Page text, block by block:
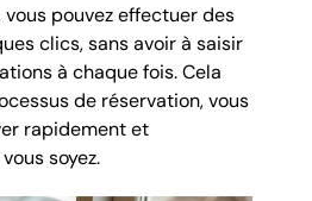
pouvez effectuer des
clics, sans avoir à saisir
à chaque fois. Cela
de réservation, vous
rapidement et
soyez.